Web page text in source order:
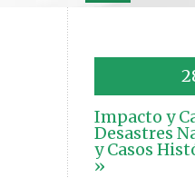
Impacto y
Desastres
y Casos
»